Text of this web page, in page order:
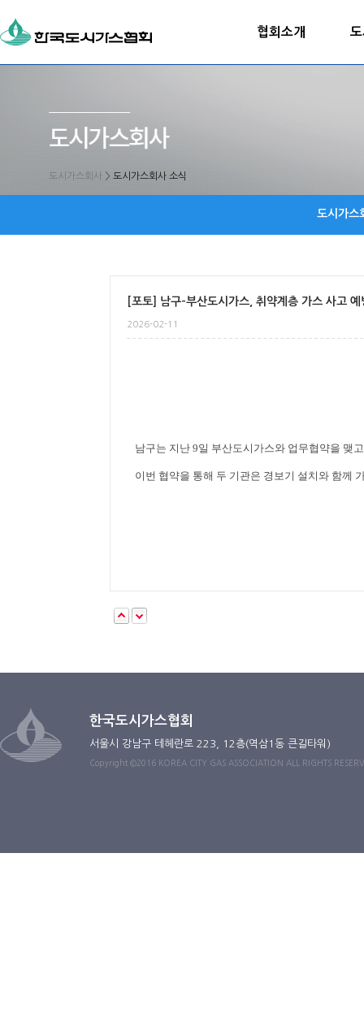
협회소개
도시가스회사 > 도시가스회사 소식
도시가스
[포토] 남구-부산도시가스, 취약계층 가스 사고
2026-02-11
남구는 지난 9일 부산도시가스와 업무협약을 맺
이번 협약을 통해 두 기관은 경보기 설치와 함께
한국도시가스협회
서울시 강남구 테헤란로 223, 12층(역삼1동 큰길타워)
Copyright ©2016 KOREA CITY GAS ASSOCIATION ALL RIGHTS